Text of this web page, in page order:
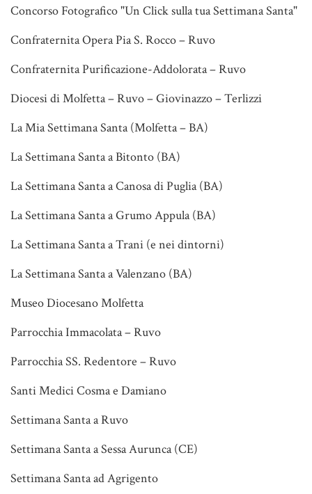
Concorso Fotografico "Un Click sulla tua Settimana Santa"
Confraternita Opera Pia S. Rocco – Ruvo
Confraternita Purificazione-Addolorata – Ruvo
Diocesi di Molfetta – Ruvo – Giovinazzo – Terlizzi
La Mia Settimana Santa (Molfetta – BA)
La Settimana Santa a Bitonto (BA)
La Settimana Santa a Canosa di Puglia (BA)
La Settimana Santa a Grumo Appula (BA)
La Settimana Santa a Trani (e nei dintorni)
La Settimana Santa a Valenzano (BA)
Museo Diocesano Molfetta
Parrocchia Immacolata – Ruvo
Parrocchia SS. Redentore – Ruvo
Santi Medici Cosma e Damiano
Settimana Santa a Ruvo
Settimana Santa a Sessa Aurunca (CE)
Settimana Santa ad Agrigento